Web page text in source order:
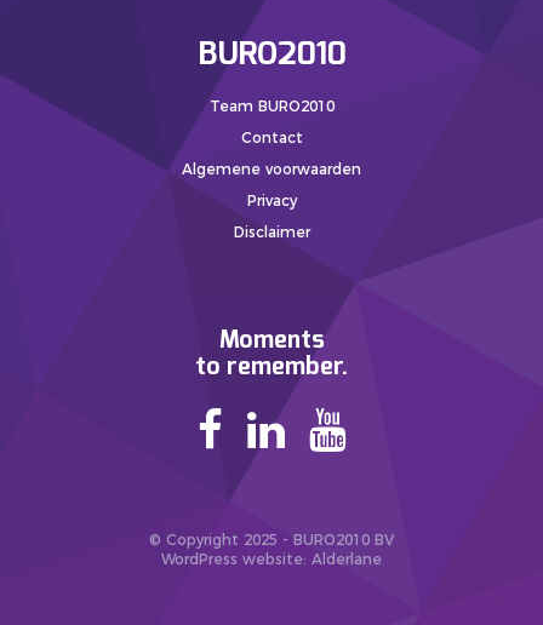
BURO2010
Team BURO2010
Contact
Algemene voorwaarden
Privacy
Disclaimer
Moments
to remember.
© Copyright 2025 - BURO2010 BV
WordPress website: Alderlane